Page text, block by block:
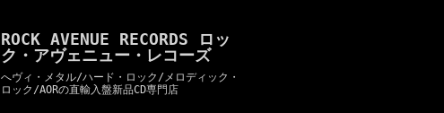
ROCK AVENUE RECORDS ロッ
ク・アヴェニュー・レコーズ
へヴィ・メタル/ハード・ロック/メロディック・
ロック/AORの直輸入盤新品CD専門店